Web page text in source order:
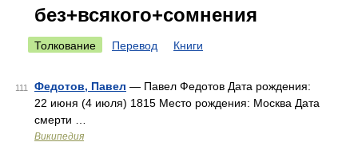
без+всякого+сомнения
Толкование Перевод Книги
111 Федотов, Павел — Павел Федотов Дата рождения:
22 июня (4 июля) 1815 Место рождения: Москва Дата
смерти …
Википедия